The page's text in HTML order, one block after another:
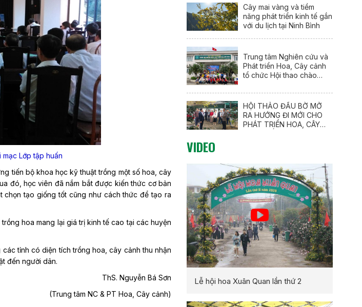
Lớp tập huấn
tiến bộ khoa học kỹ thuật trồng một số hoa, cây
đó, học viên đã nắm bắt được kiến thức cơ bản
tạo giống tốt cũng như cách thức để tạo ra
hoa mang lại giá trị kinh tế cao tại các huyện
tỉnh có diện tích trồng hoa, cây cảnh thu nhận
đến người dân.
ThS. Nguyễn Bá Sơn
(Trung tâm NC & PT Hoa, Cây cảnh)
Cây mai vàng và tiềm
năng phát triển kinh tế gắn
với du lịch tại Ninh Bình
Trung tâm Nghiên cứu và
Phát triển Hoa, Cây cảnh
tổ chức Hội thao chào
lập Đoàn TNCS Hồ Chí
Minh (26/3/1931 –
26/3/2026)
HỘI THẢO ĐẦU BỜ MỞ
RA HƯỚNG ĐI MỚI CHO
PHÁT TRIỂN HOA, CÂY
VIDEO
Lễ hội hoa Xuân Quan lần thứ 2